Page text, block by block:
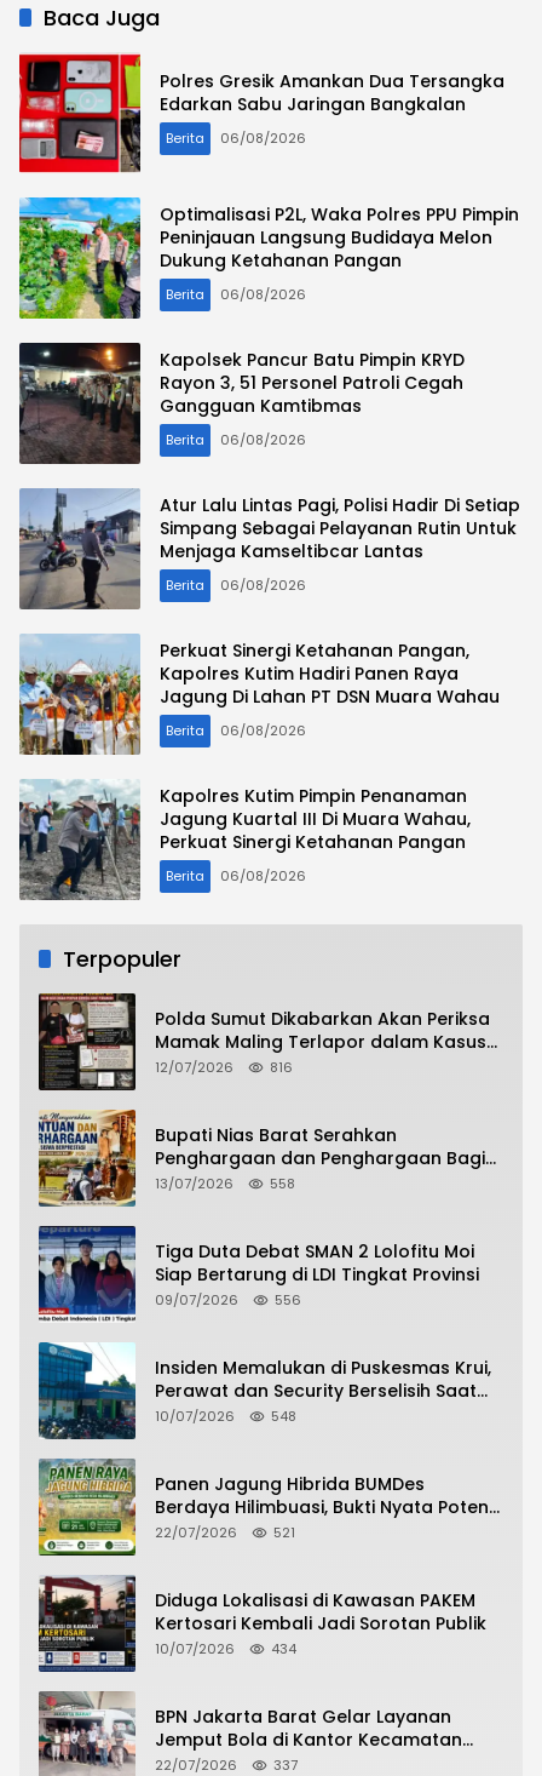
Baca Juga
Polres Gresik Amankan Dua Tersangka
Edarkan Sabu Jaringan Bangkalan
Berita 06/08/2026
Optimalisasi P2L, Waka Polres PPU Pimpin
Peninjauan Langsung Budidaya Melon
Dukung Ketahanan Pangan
Berita 06/08/2026
Kapolsek Pancur Batu Pimpin KRYD
Rayon 3, 51 Personel Patroli Cegah
Gangguan Kamtibmas
Berita 06/08/2026
Atur Lalu Lintas Pagi, Polisi Hadir Di Setiap
Simpang Sebagai Pelayanan Rutin Untuk
Menjaga Kamseltibcar Lantas
Berita 06/08/2026
Perkuat Sinergi Ketahanan Pangan,
Kapolres Kutim Hadiri Panen Raya
Jagung Di Lahan PT DSN Muara Wahau
Berita 06/08/2026
Kapolres Kutim Pimpin Penanaman
Jagung Kuartal III Di Muara Wahau,
Perkuat Sinergi Ketahanan Pangan
Berita 06/08/2026
Terpopuler
Polda Sumut Dikabarkan Akan Periksa
Mamak Maling Terlapor dalam Kasus
Dugaan Penipuan Bermodus Surat
12/07/2026 816
Bupati Nias Barat Serahkan
Penghargaan dan Penghargaan Bagi
Siswa Berprestasi Pada Pembukaan TA
13/07/2026 558
Tiga Duta Debat SMAN 2 Lolofitu Moi
Siap Bertarung di LDI Tingkat Provinsi
09/07/2026 556
Insiden Memalukan di Puskesmas Krui,
Perawat dan Security Berselisih Saat
Pelayanan Pasien Berlangsung
10/07/2026 548
Panen Jagung Hibrida BUMDes
Berdaya Hilimbuasi, Bukti Nyata Potensi
Pertanian Desa
22/07/2026 521
Diduga Lokalisasi di Kawasan PAKEM
Kertosari Kembali Jadi Sorotan Publik
10/07/2026 434
BPN Jakarta Barat Gelar Layanan
Jemput Bola di Kantor Kecamatan
Grogol Petamburan, Warga Antusias
22/07/2026 337